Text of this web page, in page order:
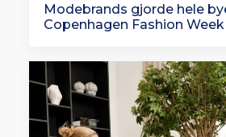
Modebrands gjorde hele
Copenhagen Fashion Week